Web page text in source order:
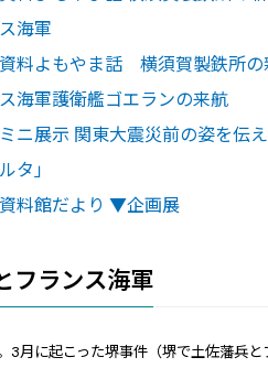
ス海軍
資料よもやま話 横須賀製鉄所の
ス海軍護衛艦ゴエランの来航
ミニ展示 関東大震災前の姿を伝
ルタ」
資料館だより ▼企画展
フランス海軍
月に起こった堺事件（堺で土佐藩兵